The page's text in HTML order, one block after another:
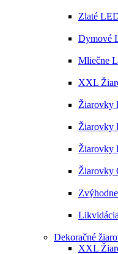
Zlaté
Dymové
Mliečne
XXL
Žiarovky
Žiarovky
Žiarovky
Žiarovky
Dekoračné
XXL